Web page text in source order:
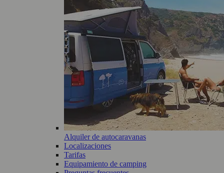
Alquiler de autocaravanas
Localizaciones
Tarifas
Equipamiento de camping